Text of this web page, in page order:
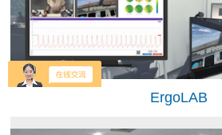
ErgoLAB